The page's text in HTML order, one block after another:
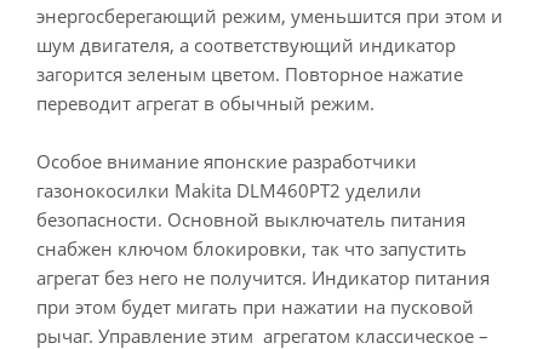
энергосберегающий режим, уменьшится при этом и
шум двигателя, а соответствующий индикатор
загорится зеленым цветом. Повторное нажатие
переводит агрегат в обычный режим.
Особое внимание японские разработчики
газонокосилки Makita DLM460PT2 уделили
безопасности. Основной выключатель питания
снабжен ключом блокировки, так что запустить
агрегат без него не получится. Индикатор питания
при этом будет мигать при нажатии на пусковой
рычаг. Управление этим агрегатом классическое –